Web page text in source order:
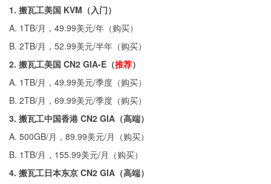
1. 搬瓦工美国 KVM（入门）
A. 1TB/月，49.99美元/年（购买）
B. 2TB/月，52.99美元/半年（购买）
2. 搬瓦工美国 CN2 GIA-E（推荐）
A. 1TB/月，49.99美元/季度（购买）
B. 2TB/月，69.99美元/季度（购买）
3. 搬瓦工中国香港 CN2 GIA（高端）
A. 500GB/月，89.99美元/月（购买）
B. 1TB/月，155.99美元/月（购买）
4. 搬瓦工日本东京 CN2 GIA（高端）